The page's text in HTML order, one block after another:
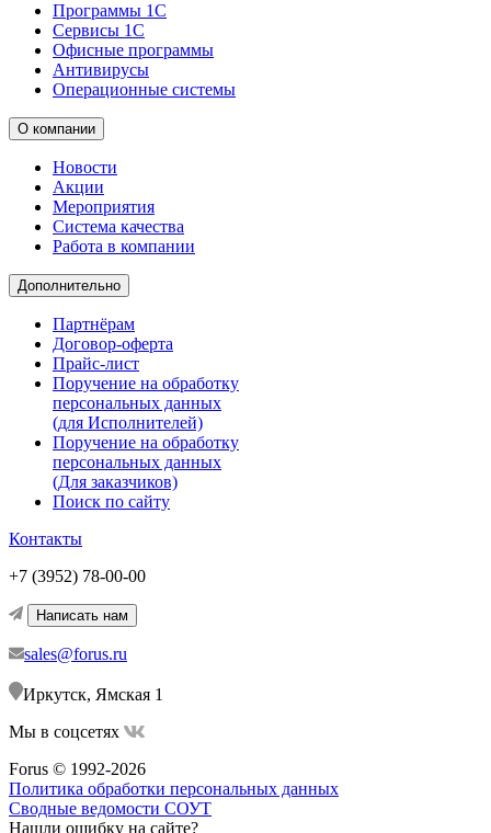
Программы 1С
Сервисы 1С
Офисные программы
Антивирусы
Операционные системы
О компании
Новости
Акции
Мероприятия
Система качества
Работа в компании
Дополнительно
Партнёрам
Договор-оферта
Прайс-лист
Поручение на обработку
персональных данных
(для Исполнителей)
Поручение на обработку
персональных данных
(Для заказчиков)
Поиск по сайту
Контакты
+7 (3952) 78-00-00
Написать нам
sales@forus.ru
Иркутск, Ямская 1
Мы в соцсетях
Forus © 1992-2026
Политика обработки персональных данных
Сводные ведомости СОУТ
Нашли ошибку на сайте?